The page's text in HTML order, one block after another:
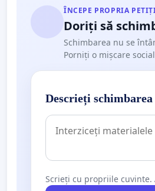
ÎNCEPE PROPRIA
Doriți să
Schimbarea nu se
Porniți o mișcare
Descrieți
Scrieți cu propriile